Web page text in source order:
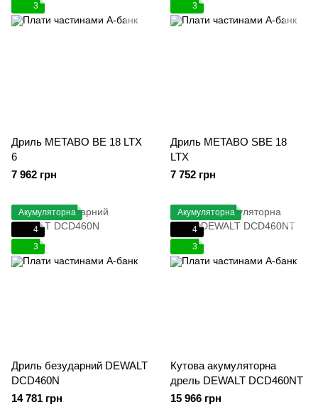
3
Дриль METABO BE 18 LTX
6
7 962 грн
3
Дриль METABO SBE 18
LTX
7 752 грн
Акумуляторна
4
3
Дриль безударний DEWALT
DCD460N
14 781 грн
Акумуляторна
4
3
Кутова акумуляторна
дрель DEWALT DCD460NT
15 966 грн